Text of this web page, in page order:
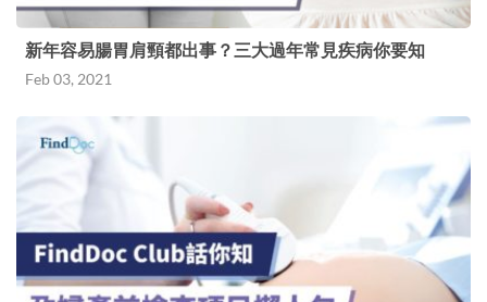
新年容易腸胃肩頸都出事？三大過年常見疾病你要知
Feb 03, 2021